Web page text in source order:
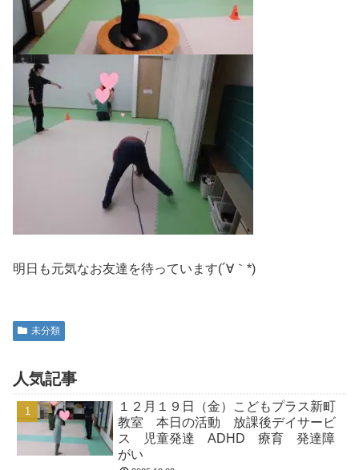
明日も元気なお友達を待っています(´∀｀*)
未分類
人気記事
１２月１９日（金）こどもプラス新町
教室 本日の活動 放課後デイサービ
ス 児童発達 ADHD 療育 発達障
がい